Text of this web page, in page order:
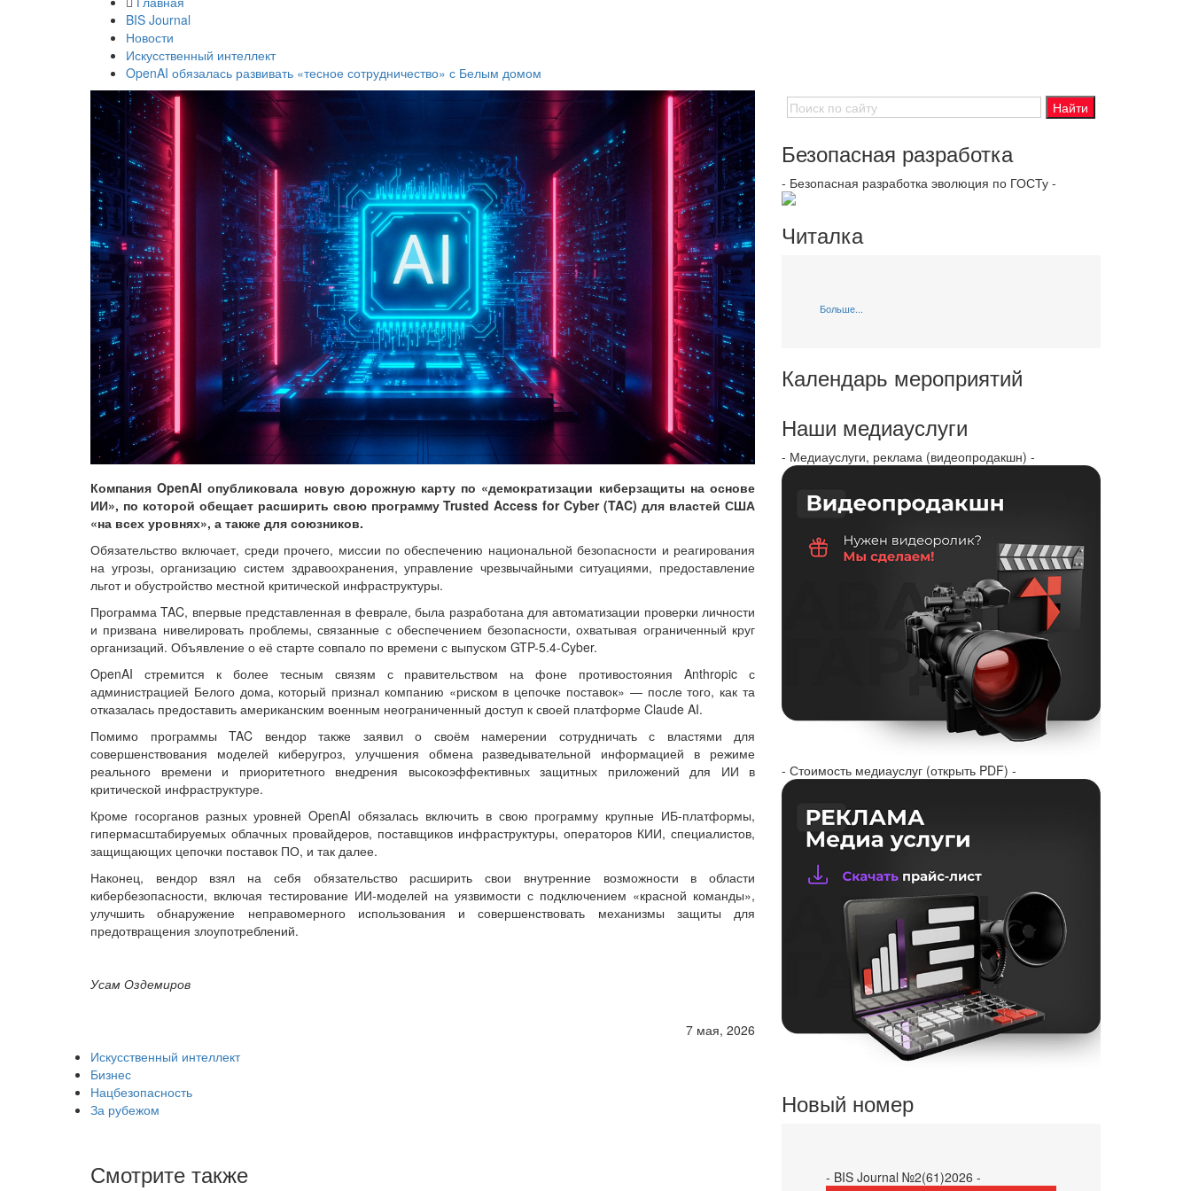
BIS Journal
Новости
Искусственный интеллект
OpenAI обязалась развивать «тесное сотрудничество» с Белым домом
Компания OpenAI опубликовала новую дорожную карту по «демократизации киберзащиты на основе
ИИ», по которой обещает расширить свою программу Trusted Access for Cyber ​​(TAC) для властей США
«на всех уровнях», а также для союзников.
Обязательство включает, среди прочего, миссии по обеспечению национальной безопасности и реагирования
на угрозы, организацию систем здравоохранения, управление чрезвычайными ситуациями, предоставление
льгот и обустройство местной критической инфраструктуры.
Программа TAC, впервые представленная в феврале, была разработана для автоматизации проверки личности
и призвана нивелировать проблемы, связанные с обеспечением безопасности, охватывая ограниченный круг
организаций. Объявление о её старте совпало по времени с выпуском GTP-5.4-Cyber.
OpenAI стремится к более тесным связям с правительством на фоне противостояния Anthropic с
администрацией Белого дома, который признал компанию «риском в цепочке поставок» — после того, как та
отказалась предоставить американским военным неограниченный доступ к своей платформе Claude AI.
Помимо программы TAC вендор также заявил о своём намерении сотрудничать с властями для
совершенствования моделей киберугроз, улучшения обмена разведывательной информацией в режиме
реального времени и приоритетного внедрения высокоэффективных защитных приложений для ИИ в
критической инфраструктуре.
Кроме госорганов разных уровней OpenAI обязалась включить в свою программу крупные ИБ-платформы,
гипермасштабируемых облачных провайдеров, поставщиков инфраструктуры, операторов КИИ, специалистов,
защищающих цепочки поставок ПО, и так далее.
Наконец, вендор взял на себя обязательство расширить свои внутренние возможности в области
кибербезопасности, включая тестирование ИИ-моделей на уязвимости с подключением «красной команды»,
улучшить обнаружение неправомерного использования и совершенствовать механизмы защиты для
предотвращения злоупотреблений.
Усам Оздемиров
7 мая, 2026
Искусственный интеллект
Бизнес
Нацбезопасность
За рубежом
Смотрите также
Безопасная разработка
- Безопасная разработка эволюция по ГОСТу -
Читалка
Больше...
Календарь мероприятий
Наши медиауслуги
- Медиауслуги, реклама (видеопродакшн) -
- Стоимость медиауслуг (открыть PDF) -
Новый номер
- BIS Journal №2(61)2026 -